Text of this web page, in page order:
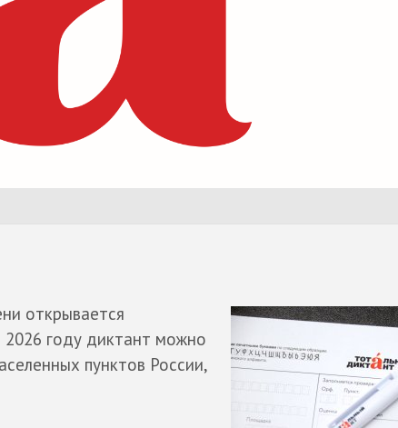
открывается
2026 году диктант можно
пунктов России,